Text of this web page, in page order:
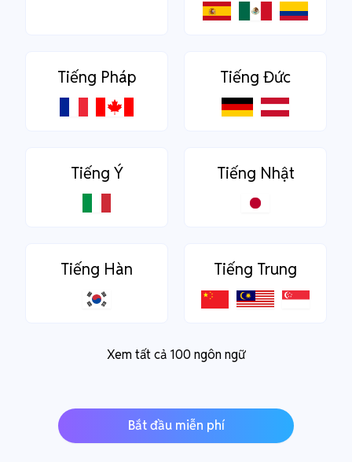
Tiếng Pháp Tiếng Đức
Tiếng Ý Tiếng Nhật
Tiếng Hàn Tiếng Trung
Xem tất cả 100 ngôn ngữ
Bắt đầu miễn phí